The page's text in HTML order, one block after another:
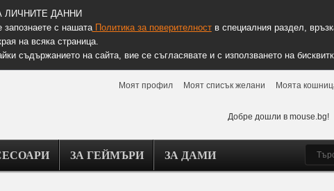
ЛИЧНИТЕ ДАННИ
с нашатаПолитика за поверителноств специалния раздел,
на всяка страница.
съдържанието на сайта, вие се съгласявате и с използването на
Моят профил Моят списък желани Моята
Добре дошли в mouse.bg!
ЗА ГЕЙМЪРИ ЗА ДАМИ